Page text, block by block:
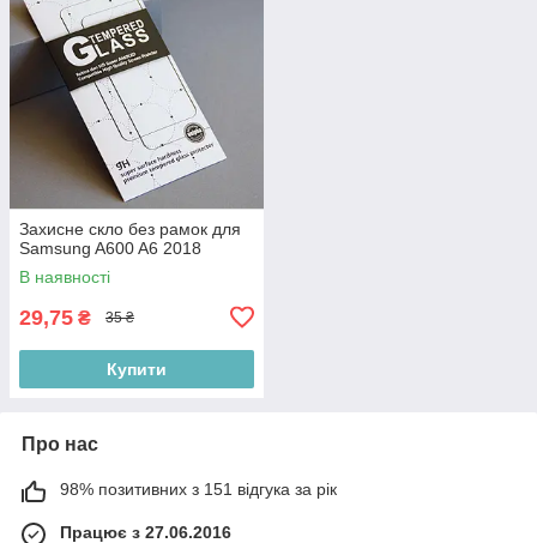
Захисне скло без рамок для
Samsung A600 A6 2018
В наявності
29,75 ₴ 35 ₴
Купити
Про нас
98% позитивних з 151 відгука за рік
Працює з 27.06.2016